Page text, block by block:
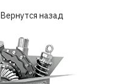
Вернутся назад